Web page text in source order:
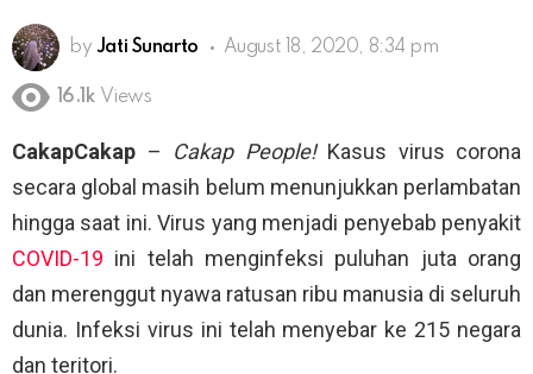
by Jati Sunarto August 18, 2020, 8:34 pm
16.1k Views
CakapCakap – Cakap People!Kasus virus corona
secara global masih belum menunjukkan perlambatan
hingga saat ini. Virus yang menjadi penyebab penyakit
COVID-19 ini telah menginfeksi puluhan juta orang
dan merenggut nyawa ratusan ribu manusia di seluruh
dunia. Infeksi virus ini telah menyebar ke 215 negara
dan teritori.